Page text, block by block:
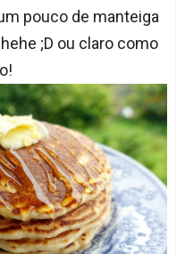
pouco de manteiga
;D ou claro como